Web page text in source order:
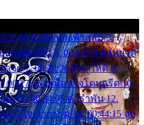
2. 00:03:20 นางฟ้าสลัม 3.
ญเหลือเกิน 5. 00:13:58 ฝนหยาด
าจก 7. 00:20:30 คิดดูให้ดี 8.
00:27:35 เหมือนใจโดนกรีด 10.
ว 11. 00:34:05 คำรำพัน 12.
ใจเจ้ากรรม 14. 00:44:15 จูบ